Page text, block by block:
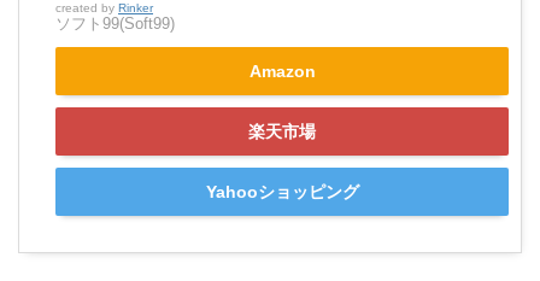
created by Rinker
ソフト99(Soft99)
Amazon
楽天市場
Yahooショッピング